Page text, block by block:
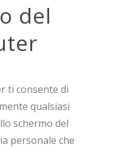
del
ti consente di
qualsiasi
schermo del
personale che